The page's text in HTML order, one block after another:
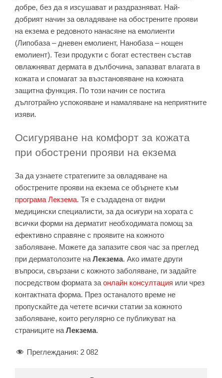
добре, без да я изсушават и раздразняват. Най-
добрият начин за овладяване на обострените прояви
на екзема е редовното нанасяне на емолиенти
(Липобаза – дневен емолиент, Нанобаза – нощен
емолиент). Тези продукти с богат естествен състав
овлажняват дермата в дълбочина, запазват влагата в
кожата и спомагат за възстановяване на кожната
защитна функция. По този начин се постига
дълготрайно успокояване и намаляване на неприятните
изяви.
Осигуряване на комфорт за кожата
при обострени прояви на екзема
За да узнаете стратегиите за овладяване на
обострените прояви на екзема се обърнете към
програма Лекзема. Тя е създадена от видни
медицински специалисти, за да осигури на хората с
всички форми на дерматит необходимата помощ за
ефективно справяне с проявите на кожното
заболяване. Можете да запазите своя час за преглед
при дерматолозите на Лекзема. Ако имате други
въпроси, свързани с кожното заболяване, ги задайте
посредством формата за онлайн консултация или чрез
контактната форма. През останалото време не
пропускайте да четете всички статии за кожното
заболяване, които регулярно се публикуват на
страниците на Лекзема.
Преглеждания: 2 082